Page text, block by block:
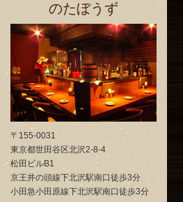
のたぼうず
〒155-0031
東京都世田谷区北沢2-8-4
松田ビルB1
京王井の頭線下北沢駅南口徒歩3分
小田急小田原線下北沢駅南口徒歩3分